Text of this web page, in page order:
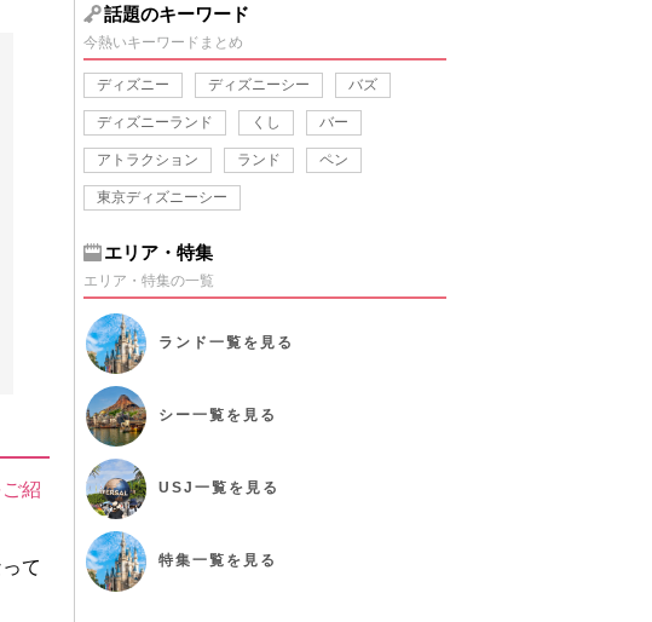
紹
て
話題のキーワード
今熱いキーワードまとめ
ディズニー ディズニーシー バズ
ディズニーランド くし バー
アトラクション ランド ペン
東京ディズニーシー
エリア・特集
エリア・特集の一覧
ランド 一覧を見る
シー一覧を見る
USJ 一覧を見る
特集一覧を見る